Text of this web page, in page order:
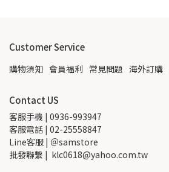
Customer Service
購物須知 會員福利 常見問題 海外訂購
Contact US
客服手機 | 0936-993947
客服電話 | 02-25558847
Line客服 | ＠samstore
批發聯繫 |  klc0618@yahoo.com.tw